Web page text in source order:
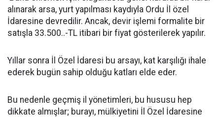
alınarak arsa, yurt yapılması kaydıyla Ordu İl özel
İdaresine devredilir. Ancak, devir işlemi formalite bir
satışla 33.500..-TL itibari bir fiyat gösterilerek yapılır.
Yıllar sonra İl Özel İdaresi bu arsayı, kat karşılığı ihale
ederek bugün sahip olduğu katları elde eder.
Bu nedenle geçmiş il yönetimleri, bu hususu hep
dikkate almışlar; burayı, mülkiyetini İl Özel İdaresine